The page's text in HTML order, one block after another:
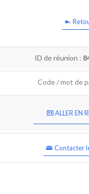
ID de réunion :
Code / mot de
ALLER EN
Contacter